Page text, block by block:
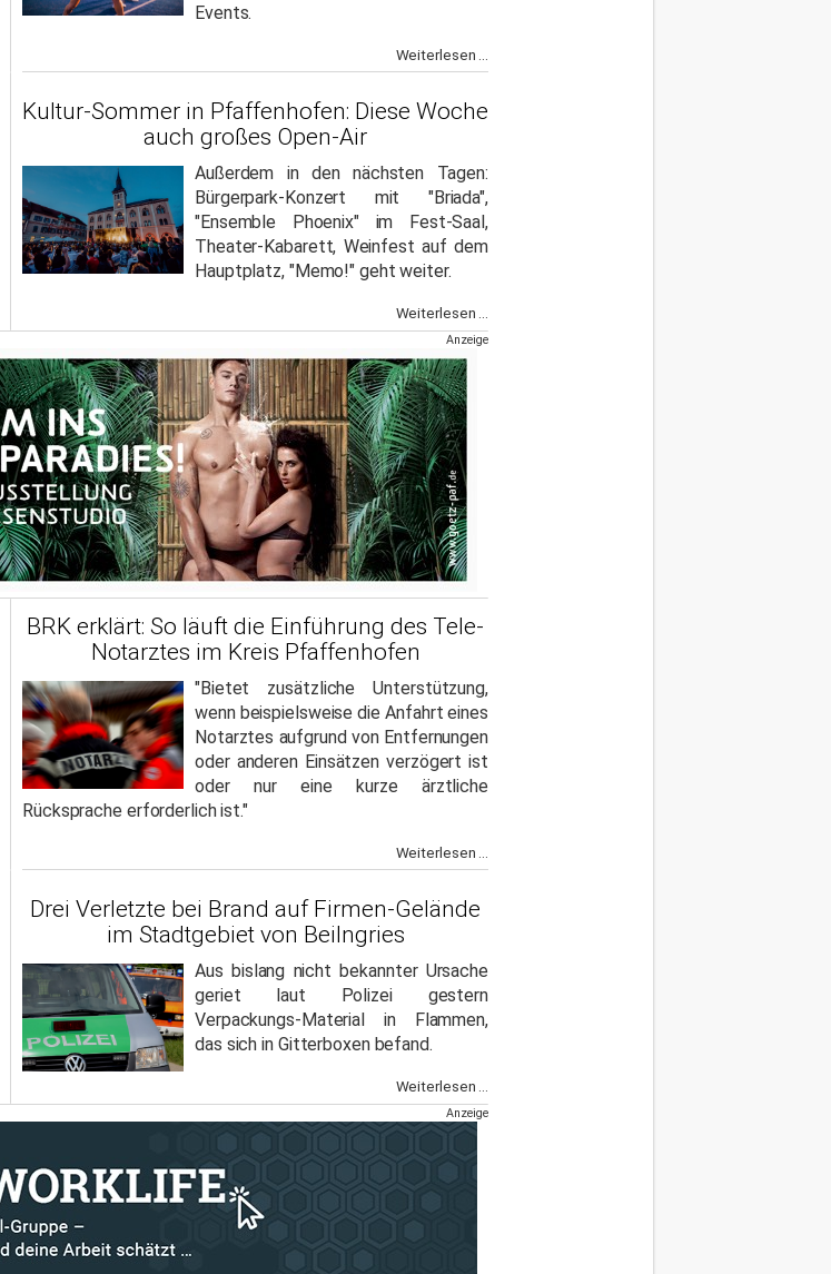
Events.
Weiterlesen ...
Kultur-Sommer in Pfaffenhofen: Diese Woche
auch großes Open-Air
Außerdem in den nächsten Tagen:
Bürgerpark-Konzert mit "Briada",
"Ensemble Phoenix" im Fest-Saal,
Theater-Kabarett, Weinfest auf dem
Hauptplatz, "Memo!" geht weiter.
Weiterlesen ...
Anzeige
BRK erklärt: So läuft die Einführung des Tele-
Notarztes im Kreis Pfaffenhofen
"Bietet zusätzliche Unterstützung,
wenn beispielsweise die Anfahrt eines
Notarztes aufgrund von Entfernungen
oder anderen Einsätzen verzögert ist
oder nur eine kurze ärztliche
Rücksprache erforderlich ist."
Weiterlesen ...
Drei Verletzte bei Brand auf Firmen-Gelände
im Stadtgebiet von Beilngries
Aus bislang nicht bekannter Ursache
geriet laut Polizei gestern
Verpackungs-Material in Flammen,
das sich in Gitterboxen befand.
Weiterlesen ...
Anzeige